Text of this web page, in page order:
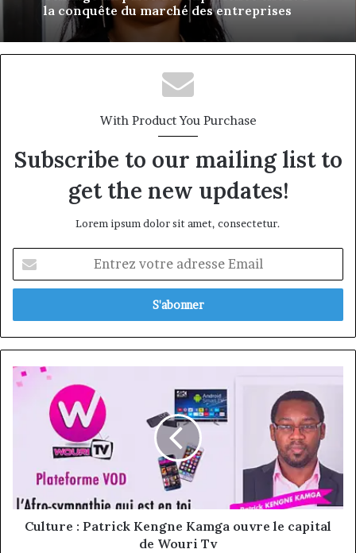
MTN Business : Marie-Rose Daya
la conquête du marché des entreprises
Afri Insurance et AfriLife Insurance :
Philippe Kanga nommé Directeur
Général par intérim, fin de mandat pour
With Product You Purchase
Subscribe to our mailing list to
get the new updates!
Lorem ipsum dolor sit amet, consectetur.
votre
adresse
Culture
de
Wouri
Culture : Patrick Kengne Kamga ouvre le capital
de Wouri Tv